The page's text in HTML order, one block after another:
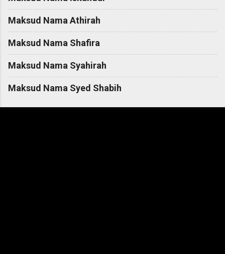
Maksud Nama Athirah
Maksud Nama Shafira
Maksud Nama Syahirah
Maksud Nama Syed Shabih